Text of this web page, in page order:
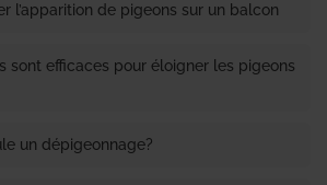
l’apparition de pigeons sur un balcon
sont efficaces pour éloigner les pigeons
un dépigeonnage?